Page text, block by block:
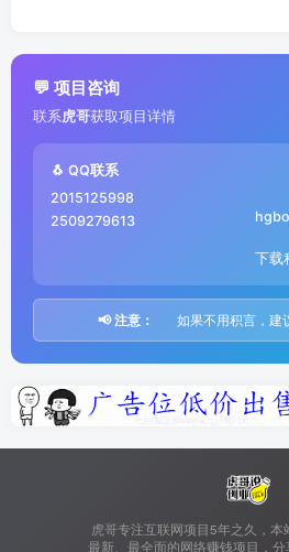
💬 项目咨询
联系 虎哥获取项目详情
🐧 QQ联系
2015125998
2509279613
下载
📢 注意： 如果不用积言，建
虎哥专注互联网项目5年之久，本
最新、最全面的网络赚钱项目，